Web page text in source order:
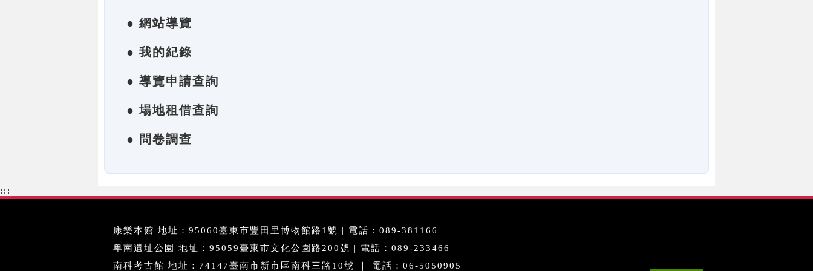
● 網站導覽
● 我的紀錄
● 導覽申請查詢
● 場地租借查詢
● 問卷調查
:::
康樂本館 地址：95060臺東市豐田里博物館路1號 | 電話：089-381166
卑南遺址公園 地址：95059臺東市文化公園路200號 | 電話：089-233466
南科考古館 地址：74147臺南市新市區南科三路10號 ｜ 電話：06-5050905